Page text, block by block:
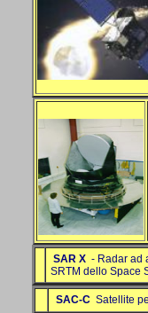
SAR X - Radar ad
SRTM dello Space
SAC-C Satellite